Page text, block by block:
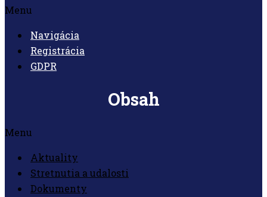
Menu
Navigácia
Registrácia
GDPR
Obsah
Menu
Aktuality
Stretnutia a udalosti
Dokumenty